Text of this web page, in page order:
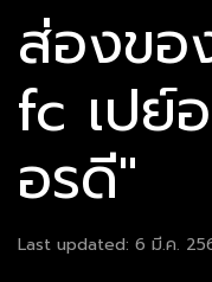
ส่องข
fc เปย์
อรดี"
Last updated: 6 มี.ค.